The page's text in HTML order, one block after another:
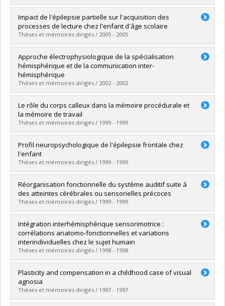
Diplômé(e) :Roy, Hélène
Cycle :Doctorat
Diplôme obtenu :Ph. D.
Lien vers le document dans Papyrus
Impact de l'épilepsie partielle sur l'acquisition des
processes de lecture chez l'enfant d'âge scolaire
Thèses et mémoires dirigés / 2005 - 2005
Diplômé(e) :Vanasse, Catherine-Marie
Cycle :Doctorat
Diplôme obtenu :
Lien vers le document dans Papyrus
Approche électrophysiologique de la spécialisation
hémisphérique et de la communication inter-
hémisphérique
Thèses et mémoires dirigés / 2002 - 2002
Diplômé(e) :Bayard, Sophie
Cycle :Doctorat
Diplôme obtenu :Ph. D.
Lien vers le document dans Papyrus
Le rôle du corps calleux dans la mémoire procédurale et
la mémoire de travail
Thèses et mémoires dirigés / 1999 - 1999
Diplômé(e) :Guise, Élaine de
Cycle :Doctorat
Diplôme obtenu :Ph. D.
Lien vers le document dans Papyrus
Profil neuropsychologique de l'épilepsie frontale chez
l'enfant
Thèses et mémoires dirigés / 1999 - 1999
Diplômé(e) :Hernández, María Teresa
Cycle :Doctorat
Diplôme obtenu :Ph. D.
Lien vers le document dans Papyrus
Réorganisation fonctionnelle du système auditif suite à
des atteintes cérébrales ou sensorielles précoces
Thèses et mémoires dirigés / 1999 - 1999
Diplômé(e) :Lessard, Nadia
Cycle :Doctorat
Diplôme obtenu :Ph. D.
Lien vers le document dans Papyrus
Intégration interhémisphérique sensorimotrice :
corrélations anatomo-fonctionnelles et variations
interindividuelles chez le sujet humain
Thèses et mémoires dirigés / 1998 - 1998
Diplômé(e) : Caillé, Stéphanie
Cycle :Doctorat
Diplôme obtenu :Ph. D.
Lien vers le document dans Papyrus
Plasticity and compensation in a childhood case of visual
agnosia
Thèses et mémoires dirigés / 1997 - 1997